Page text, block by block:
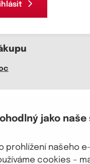
jako naše
prohlížení našeho
cookies –
ženy